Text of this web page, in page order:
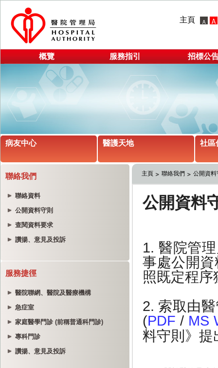
主頁
概覽 服務指引 招標公
病友中心 醫護天地 社區
聯絡我們
聯絡資料
公開資料守則
查閱資料要求
讚揚、意見及投訴
服務捷徑
醫院聯網、醫院及醫療機構
急症室
家庭醫學門診 (前稱普通科門診)
專科門診
讚揚、意見及投訴
主頁 聯絡我們 公開資料